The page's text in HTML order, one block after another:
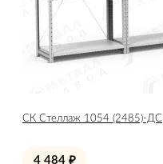
СК Стеллаж 1054 (2485)-ДС
4 484 ₽